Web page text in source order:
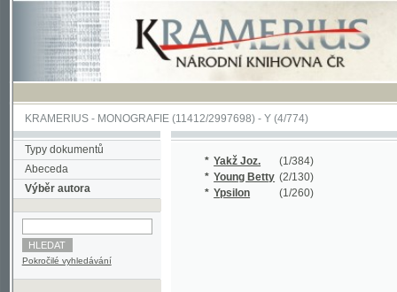
KRAMERIUS-MONOGRAFIE(11412/2997698) -Y (4/774)
Typy dokumentů
Abeceda
Výběr autora
Pokročilé vyhledávání
Young Betty (2/130)
Ypsilon (1/260)